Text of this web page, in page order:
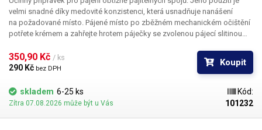
velmi snadné díky medovité konzistenci, která usnadňuje nanášení
na požadované místo. Pájené místo po zběžném mechanickém očištění
potřete krémem a zahřejte hrotem páječky se zvolenou pájecí slitinou
350,90 Kč / ks
290 Kč bez DPH
Koupit
skladem 6-25 ks
Zítra 07.08.2026 může být u Vás
Kód:
101232